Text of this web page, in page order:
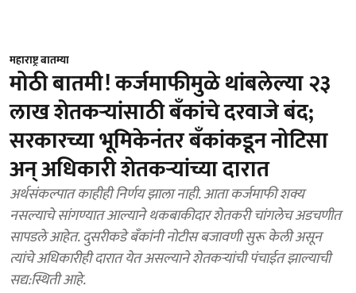
महाराष्ट्र बातम्या
मोठी बातमी! कर्जमाफीमुळे थांबलेल्या २३
लाख शेतकऱ्यांसाठी बॅंकांचे दरवाजे बंद;
सरकारच्या भूमिकेनंतर बॅंकांकडून नोटिसा
अन्‌ अधिकारी शेतकऱ्यांच्या दारात
अर्थसंकल्पात काहीही निर्णय झाला नाही. आता कर्जमाफी शक्य
नसल्याचे सांगण्यात आल्याने थकबाकीदार शेतकरी चांगलेच अडचणीत
सापडले आहेत. दुसरीकडे बॅंकांनी नोटीस बजावणी सुरू केली असून
त्यांचे अधिकारीही दारात येत असल्याने शेतकऱ्यांची पंचाईत झाल्याची
सद्य:स्थिती आहे.